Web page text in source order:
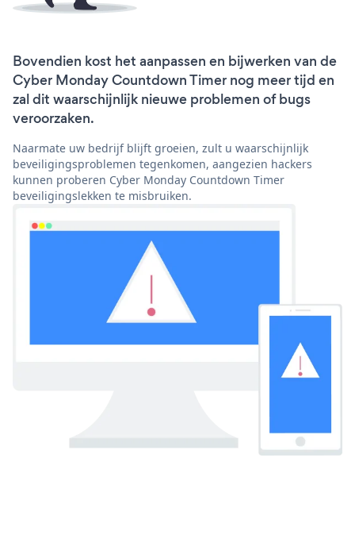
Bovendien kost het aanpassen en bijwerken van de
Cyber Monday Countdown Timer nog meer tijd en
zal dit waarschijnlijk nieuwe problemen of bugs
veroorzaken.
Naarmate uw bedrijf blijft groeien, zult u waarschijnlijk
beveiligingsproblemen tegenkomen, aangezien hackers
kunnen proberen Cyber Monday Countdown Timer
beveiligingslekken te misbruiken.